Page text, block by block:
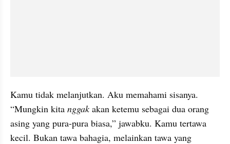
Kamu tidak melanjutkan. Aku memahami sisanya.
“Mungkin kita nggak akan ketemu sebagai dua orang
asing yang pura-pura biasa,” jawabku. Kamu tertawa
kecil. Bukan tawa bahagia, melainkan tawa yang